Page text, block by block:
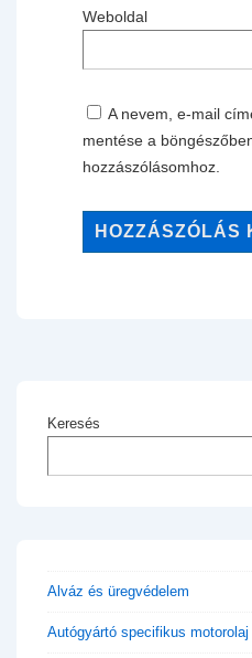
Weboldal
A nevem, e-mail
mentése a
hozzászólásomhoz.
Keresés
Alváz és üregvédelem
Autógyártó specifikus